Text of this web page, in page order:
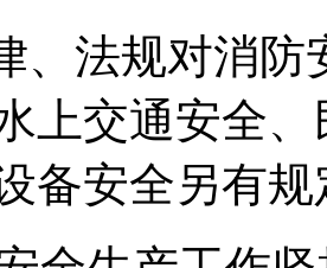
、法规对消防
上交通安全
备安全另有